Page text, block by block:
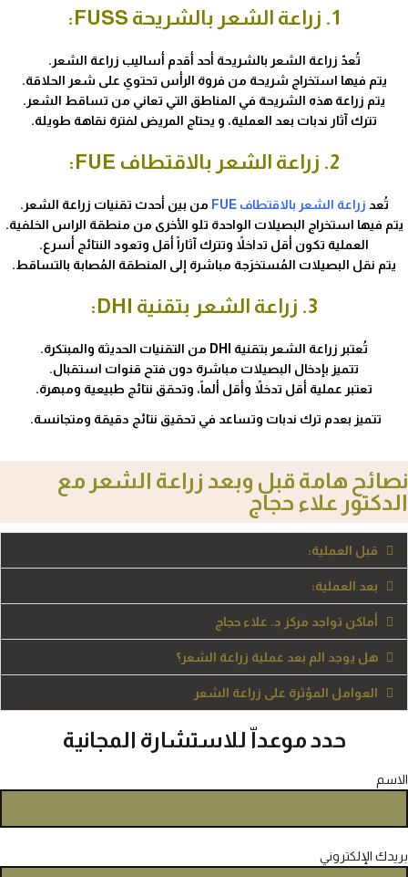
1. زراعة الشعر بالشريحة FUSS:
تُعدّ زراعة الشعر بالشريحة أحد أقدم أساليب زراعة الشعر.
يتم فيها استخراج شريحة من فروة الرأس تحتوي على شعر الحلاقة.
يتم زراعة هذه الشريحة في المناطق التي تعاني من تساقط الشعر.
تترك آثار ندبات بعد العملية، و يحتاج المريض لفترة نقاهة طويلة.
2. زراعة الشعر بالاقتطاف FUE:
تُعد زراعة الشعر بالاقتطاف FUE
من بين أحدث تقنيات زراعة الشعر.
يتم فيها استخراج البصيلات الواحدة تلو الأخرى من منطقة الراس الخلفية.
العملية تكون أقل تداخلاً وتترك آثاراً أقل وتعود النتائج أسرع.
يتم نقل البصيلات المُستخرَجة مباشرة إلى المنطقة المُصابة بالتساقط.
3. زراعة الشعر بتقنية DHI:
تُعتبر زراعة الشعر بتقنية DHI من التقنيات الحديثة والمبتكرة.
تتميز بإدخال البصيلات مباشرة دون فتح قنوات استقبال.
تعتبر عملية أقل تدخلاً وأقل ألماً، وتحقق نتائج طبيعية ومبهرة.
تتميز بعدم ترك ندبات وتساعد في تحقيق نتائج دقيقة ومتجانسة.
نصائح هامة قبل وبعد زراعة الشعر مع
الدكتور علاء حجاج
قبل العملية:
بعد العملية:
أماكن تواجد مركز د. علاء حجاج
هل يوجد الم بعد عملية زراعة الشعر؟
العوامل المؤثرة على زراعة الشعر
حدد موعداّ للاستشارة المجانية
الاسم
بريدك الإلكتروني